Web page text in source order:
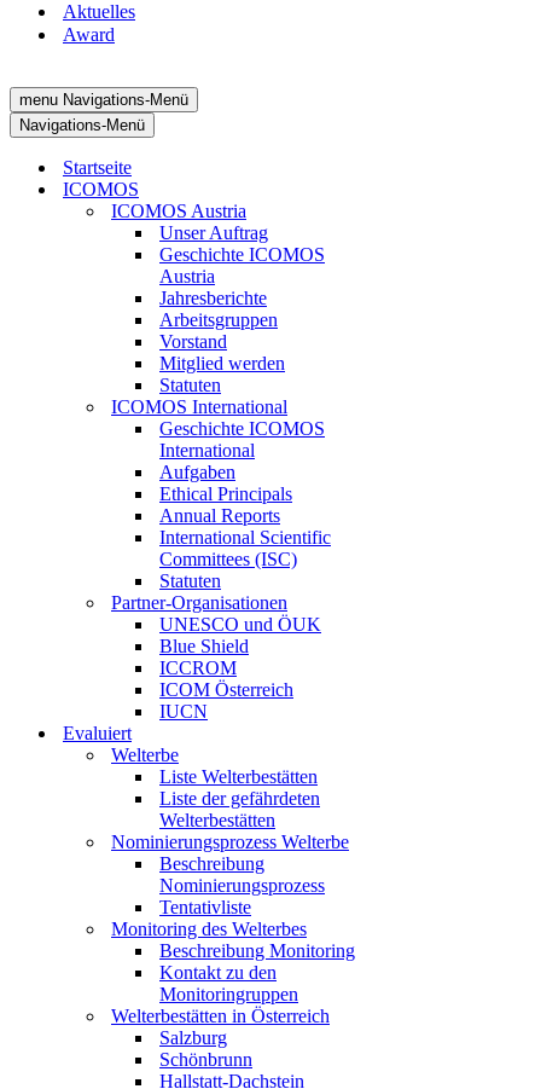
Aktuelles
Award
menu Navigations-Menü
Navigations-Menü
Startseite
ICOMOS
ICOMOS Austria
Unser Auftrag
Geschichte ICOMOS
Austria
Jahresberichte
Arbeitsgruppen
Vorstand
Mitglied werden
Statuten
ICOMOS International
Geschichte ICOMOS
International
Aufgaben
Ethical Principals
Annual Reports
International Scientific
Committees (ISC)
Statuten
Partner-Organisationen
UNESCO und ÖUK
Blue Shield
ICCROM
ICOM Österreich
IUCN
Evaluiert
Welterbe
Liste Welterbestätten
Liste der gefährdeten
Welterbestätten
Nominierungsprozess Welterbe
Beschreibung
Nominierungsprozess
Tentativliste
Monitoring des Welterbes
Beschreibung Monitoring
Kontakt zu den
Monitoringruppen
Welterbestätten in Österreich
Salzburg
Schönbrunn
Hallstatt-Dachstein